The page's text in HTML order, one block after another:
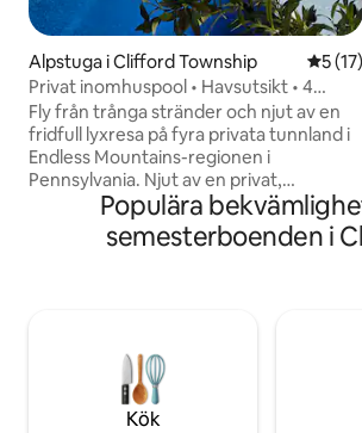
Alpstuga i Clifford Township 5 av
5 (17)
Privat inomhuspool • Havsutsikt • 4
tunnland
Fly från trånga stränder och njut av en
fridfull lyxresa på fyra privata tunnland i
Endless Mountains-regionen i
Pennsylvania. Njut av en privat,
uppvärmd inomhuspool med saltvatten
året runt, vidsträckt utsikt över bergen
och ett mysigt spelrum. Beläget bara 10
göra resten. *Ett hyresavtal måste
undertecknas före incheckning.
Populära
semesterboenden i
Kök